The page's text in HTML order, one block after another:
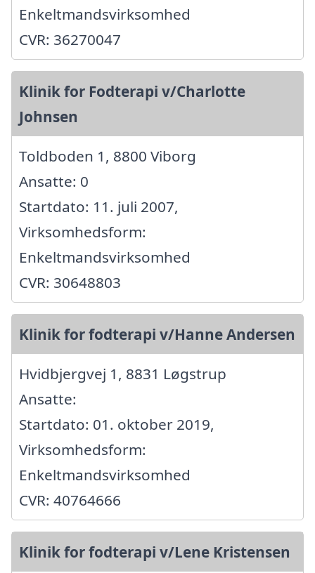
Enkeltmandsvirksomhed
CVR: 36270047
Klinik for Fodterapi v/Charlotte
Johnsen
Toldboden 1, 8800 Viborg
Ansatte: 0
Startdato: 11. juli 2007,
Virksomhedsform:
Enkeltmandsvirksomhed
CVR: 30648803
Klinik for fodterapi v/Hanne Andersen
Hvidbjergvej 1, 8831 Løgstrup
Ansatte:
Startdato: 01. oktober 2019,
Virksomhedsform:
Enkeltmandsvirksomhed
CVR: 40764666
Klinik for fodterapi v/Lene Kristensen